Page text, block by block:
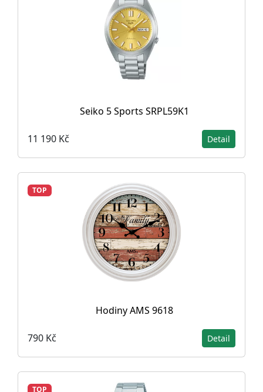
Seiko 5 Sports SRPL59K1
11 190 Kč Detail
TOP
Hodiny AMS 9618
790 Kč Detail
TOP